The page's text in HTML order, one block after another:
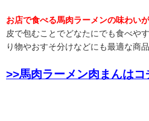
お店で食べる馬肉ラーメンの味わい
皮で包むことでどなたにでも食べや
り物やおすそ分けなどにも最適な商品
>>馬肉ラーメン肉まんはコ